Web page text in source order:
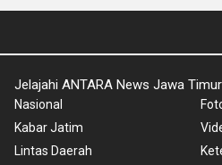
Jelajahi ANTARA News Jawa Timur
Nasional
Kabar Jatim
Lintas Daerah